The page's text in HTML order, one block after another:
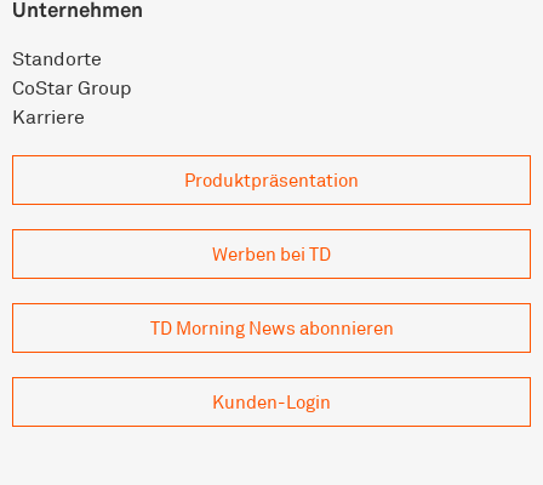
Unternehmen
Standorte
CoStar Group
Karriere
Produkt­präsentation
Werben bei TD
TD Morning News abonnieren
Kunden-Login